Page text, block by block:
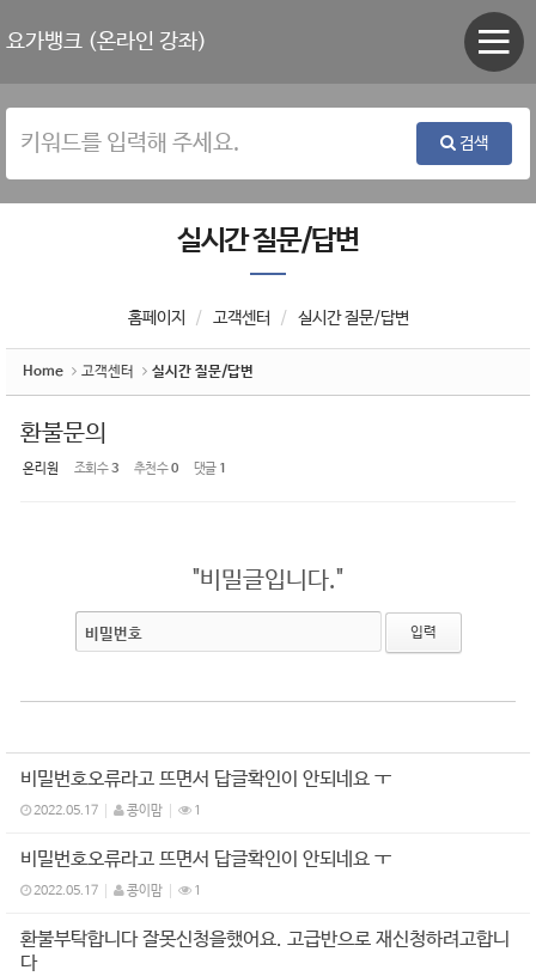
요가뱅크 (온라인 강좌)
검색
실시간 질문/답변
홈페이지 고객센터 실시간 질문/답변
Home 고객센터 실시간 질문/답변
환불문의
온리원 조회 수3 추천 수0 댓글 1
"비밀글입니다."
비밀번호
비밀번호오류라고 뜨면서 답글확인이 안되네요 ㅜ
2022.05.17 콩이맘 1
비밀번호오류라고 뜨면서 답글확인이 안되네요 ㅜ
2022.05.17 콩이맘 1
환불부탁합니다 잘못신청을했어요. 고급반으로 재신청하려고합니
다